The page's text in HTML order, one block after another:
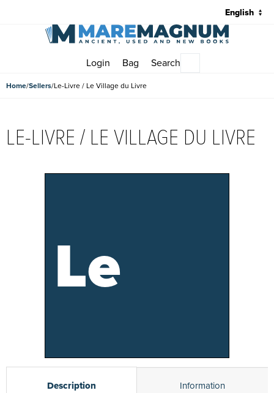
Login Bag Search
Home Sellers Le-Livre / Le Village du Livre
LE-LIVRE / LE VILLAGE DU LIVRE
Le
Description Information